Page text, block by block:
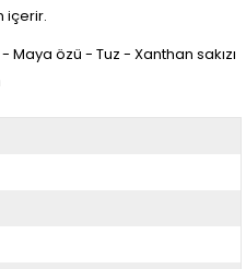
içerir.
Maya özü - Tuz - Xanthan sakızı